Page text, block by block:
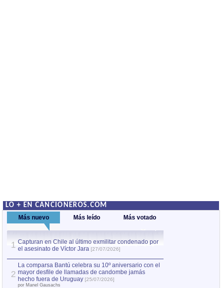
LO + EN CANCIONEROS.COM
Más nuevo Más leído Más votado
1 Capturan en Chile al último exmilitar condenado por
el asesinato de Víctor Jara [27/07/2026]
2
La comparsa Bantú celebra su 10º aniversario con el
mayor desfile de llamadas de candombe jamás
hecho fuera de Uruguay [25/07/2026]
por Manel Gausachs